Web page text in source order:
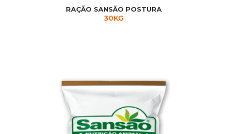
RAÇÃO SANSÃO POSTURA
30KG